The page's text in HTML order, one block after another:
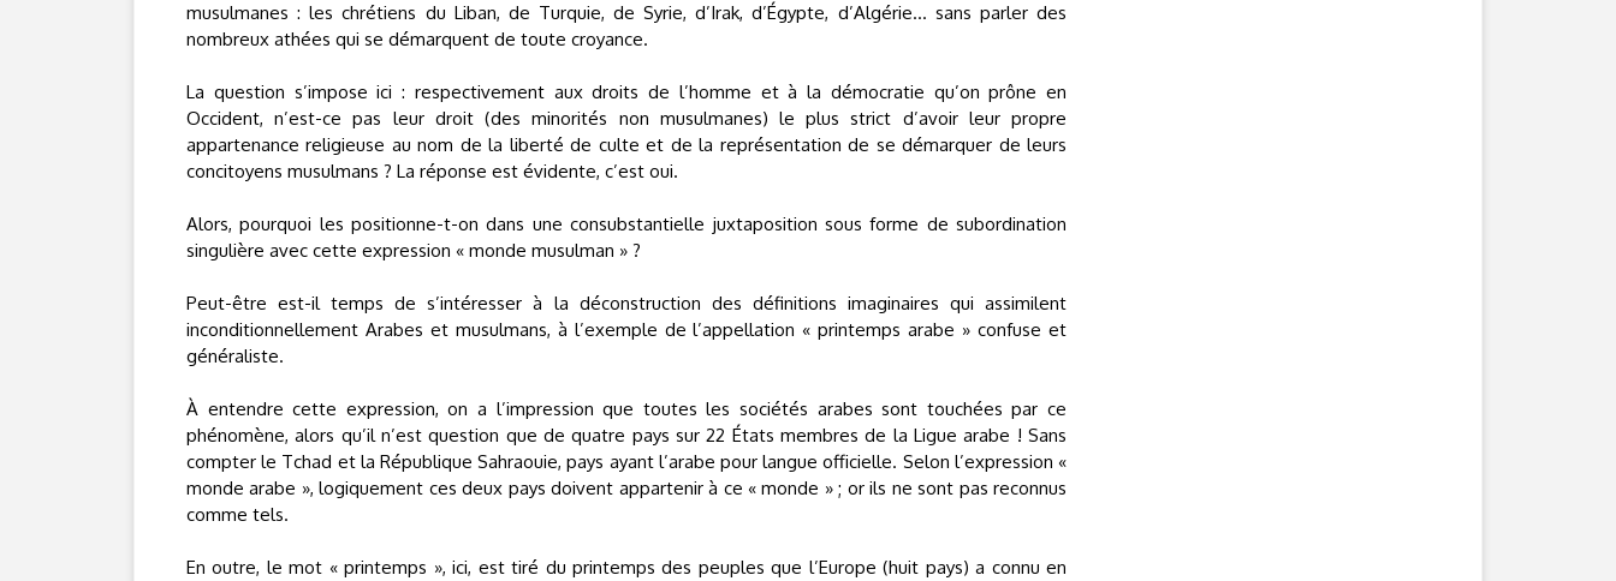
musulmanes : les chrétiens du Liban, de Turquie, de Syrie, d’Irak, d’Égypte, d’Algérie… sans parler des
nombreux athées qui se démarquent de toute croyance.
La question s’impose ici : respectivement aux droits de l’homme et à la démocratie qu’on prône en
Occident, n’est-ce pas leur droit (des minorités non musulmanes) le plus strict d’avoir leur propre
appartenance religieuse au nom de la liberté de culte et de la représentation de se démarquer de leurs
concitoyens musulmans ? La réponse est évidente, c’est oui.
Alors, pourquoi les positionne-t-on dans une consubstantielle juxtaposition sous forme de subordination
singulière avec cette expression « monde musulman » ?
Peut-être est-il temps de s’intéresser à la déconstruction des définitions imaginaires qui assimilent
inconditionnellement Arabes et musulmans, à l’exemple de l’appellation « printemps arabe » confuse et
généraliste.
À entendre cette expression, on a l’impression que toutes les sociétés arabes sont touchées par ce
phénomène, alors qu’il n’est question que de quatre pays sur 22 États membres de la Ligue arabe ! Sans
compter le Tchad et la République Sahraouie, pays ayant l’arabe pour langue officielle. Selon l’expression «
monde arabe », logiquement ces deux pays doivent appartenir à ce « monde » ; or ils ne sont pas reconnus
comme tels.
En outre, le mot « printemps », ici, est tiré du printemps des peuples que l’Europe (huit pays) a connu en